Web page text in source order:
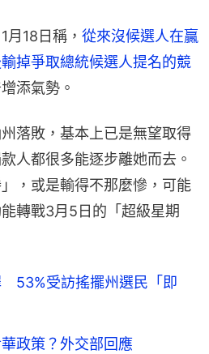
月18日稱， 從來沒候選人在贏
掉爭取總統候選人提名的競
添氣勢。
落敗，基本上已是無望取得
人都很多能逐步離她而去。
，或是輸得不那麼慘，可能
轉戰3月5日的「超級星期
53%受訪搖擺州選民「即
政策？外交部回應